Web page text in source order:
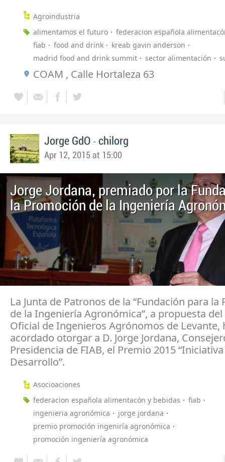
Agroindustria
alimentamos el futuro
federacion española
fiab
food and drink
kreab gavin anderson
madrid food and drink summit
sector alimentación
COAM , Calle Hortaleza 63
Jorge GdO - chilorg
Apr 12, 2015 at 15:00
Jorge Jordana, premiado por la
la Promoción de la Ingeniería
La Junta de Patronos de la “Fundación para
de la Ingeniería Agronómica”, a propuesta
Oficial de Ingenieros Agrónomos de Levante,
acordado otorgar a D. Jorge Jordana,
Presidencia de FIAB, el Premio 2015
Desarrollo”.
Asocioaciones
federacion española alimentacón y bebidas
fiab
ingenieria agronómica
jorge jordana
premio promoción ingeniría agronómica
promoción ingeniería agronómica